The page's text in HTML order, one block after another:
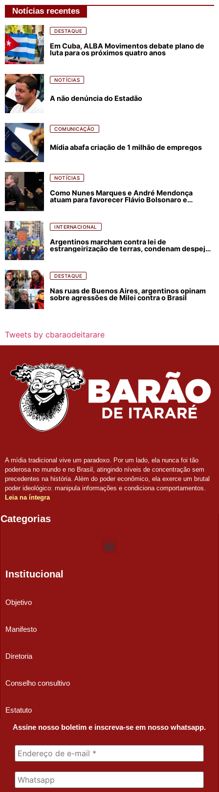
Notícias recentes
DESTAQUE
Em Cuba, ALBA Movimentos debate plano de
luta para os próximos quatro anos
NOTÍCIAS
A não denúncia do Estadão
COMUNICAÇÃO
Mídia abafa criação de 1 milhão de empregos
NOTÍCIAS
Como Nunes Marques e André Mendonça
atuam para favorecer Flávio Bolsonaro e
INTERNACIONAL
Argentinos marcham contra lei de
estrangeirização de terras, condenam despejos
DESTAQUE
Nas ruas de Buenos Aires, argentinos opinam
sobre agressões de Milei contra o Brasil
Tweets by cbaraodeitarare
A mídia tradicional vive um paradoxo. Por um lado, ela nunca foi tão
poderosa no mundo e no Brasil, atingindo níveis de concentração sem
precedentes na história. Além do poder econômico, ela exerce um brutal
poder ideológico: manipula informações e condiciona comportamentos.
Leia na íntegra
Categorias
Institucional
Objetivo
Manifesto
Diretoria
Conselho consultivo
Estatuto
Assine nosso boletim e inscreva-se em nosso whatsapp.